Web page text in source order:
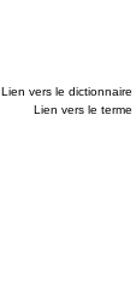
Lien vers le dictionnaire
Lien vers le terme